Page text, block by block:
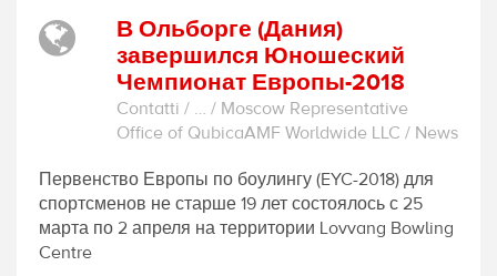
В Ольборге (Дания)
завершился Юношеский
Чемпионат Европы-2018
Contatti / … / Moscow Representative
Office of QubicaAMF Worldwide LLC / News
Первенство Европы по боулингу (EYC-2018) для
спортсменов не старше 19 лет состоялось с 25
марта по 2 апреля на территории Lovvang Bowling
Centre